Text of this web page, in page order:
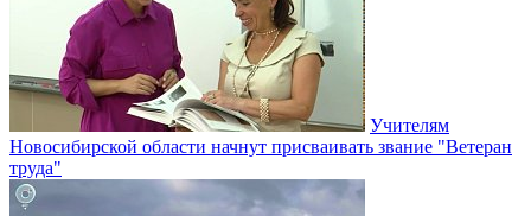
Учителям
Новосибирской области начнут присваивать звание "Ветеран
труда"